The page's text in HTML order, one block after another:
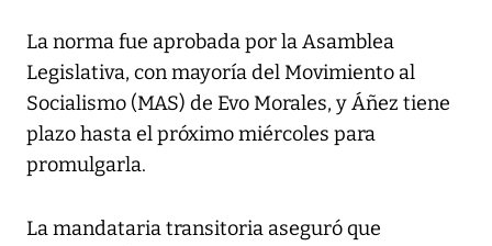
La norma fue aprobada por la Asamblea
Legislativa, con mayoría del Movimiento al
Socialismo (MAS) de Evo Morales, y Áñez tiene
plazo hasta el próximo miércoles para
promulgarla.
La mandataria transitoria aseguró que